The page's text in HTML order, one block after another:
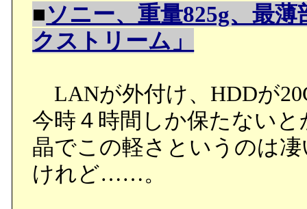
■ソニー、重量825g、最
クストリーム」
LANが外付け、HDDが
今時４時間しか保たない
晶でこの軽さというのは
けれど……。